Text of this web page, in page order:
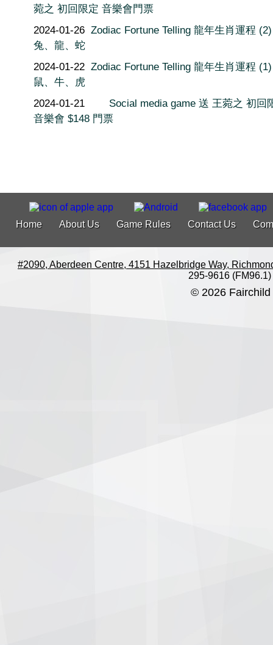
菀之 初回限定 音樂會門票
2024-01-26 Zodiac Fortune Telling 龍年生肖運程
兔、龍、蛇
2024-01-22 Zodiac Fortune Telling 龍年生肖運程
鼠、牛、虎
2024-01-21
Social media game 送 王菀之 初回
音樂會 $148 門票
Home About Us Game Rules Contact Us
#2090, Aberdeen Centre, 4151 Hazelbridge Way,
295-9616 (FM96.1)
© 2026 Fairchild